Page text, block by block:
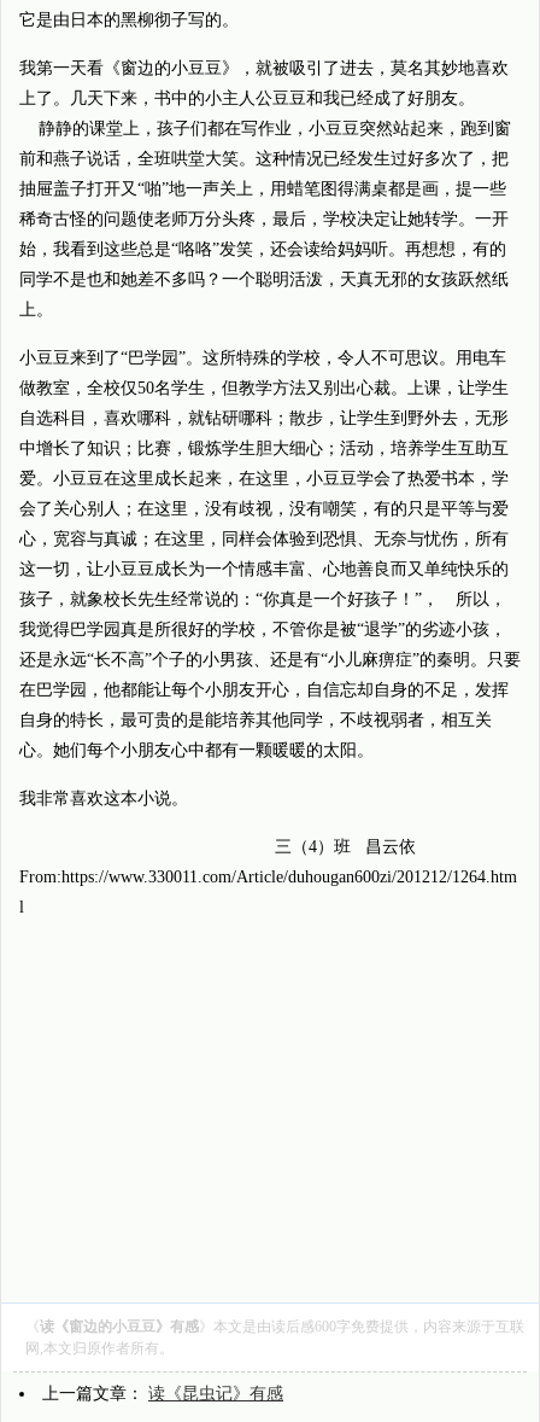
它是由日本的黑柳彻子写的。
我第一天看《窗边的小豆豆》，就被吸引了进去，莫名其妙地喜欢
上了。几天下来，书中的小主人公豆豆和我已经成了好朋友。
静静的课堂上，孩子们都在写作业，小豆豆突然站起来，跑到窗
前和燕子说话，全班哄堂大笑。这种情况已经发生过好多次了，把
抽屉盖子打开又“啪”地一声关上，用蜡笔图得满桌都是画，提一些
稀奇古怪的问题使老师万分头疼，最后，学校决定让她转学。一开
始，我看到这些总是“咯咯”发笑，还会读给妈妈听。再想想，有的
同学不是也和她差不多吗？一个聪明活泼，天真无邪的女孩跃然纸
上。
小豆豆来到了“巴学园”。这所特殊的学校，令人不可思议。用电车
做教室，全校仅50名学生，但教学方法又别出心裁。上课，让学生
自选科目，喜欢哪科，就钻研哪科；散步，让学生到野外去，无形
中增长了知识；比赛，锻炼学生胆大细心；活动，培养学生互助互
爱。小豆豆在这里成长起来，在这里，小豆豆学会了热爱书本，学
会了关心别人；在这里，没有歧视，没有嘲笑，有的只是平等与爱
心，宽容与真诚；在这里，同样会体验到恐惧、无奈与忧伤，所有
这一切，让小豆豆成长为一个情感丰富、心地善良而又单纯快乐的
孩子，就象校长先生经常说的：“你真是一个好孩子！”， 所以，
我觉得巴学园真是所很好的学校，不管你是被“退学”的劣迹小孩，
还是永远“长不高”个子的小男孩、还是有“小儿麻痹症”的秦明。只要
在巴学园，他都能让每个小朋友开心，自信忘却自身的不足，发挥
自身的特长，最可贵的是能培养其他同学，不歧视弱者，相互关
心。她们每个小朋友心中都有一颗暖暖的太阳。
我非常喜欢这本小说。
三（4）班 昌云依
From:https://www.330011.com/Article/duhougan600zi/201212/1264.htm
l
《读《窗边的小豆豆》有感》本文是由读后感600字免费提供，内容来源于互联
网,本文归原作者所有。
上一篇文章： 读《昆虫记》有感